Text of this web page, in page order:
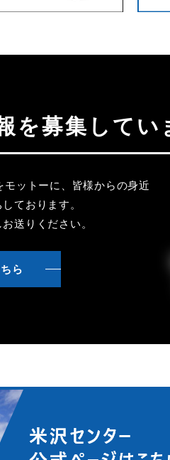
を募集してい
ットーに、皆様からの身近
ております。
送りください。
ら